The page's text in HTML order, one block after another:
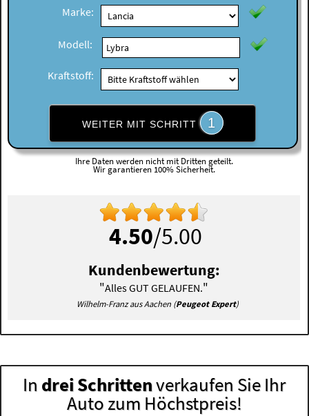
Marke:
Modell:
Kraftstoff:
WEITER MIT SCHRITT 1
Ihre Daten werden nicht mit Dritten geteilt.
Wir garantieren 100% Sicherheit.
4.50/5.00
Kundenbewertung:
"Alles GUT GELAUFEN."
Wilhelm-Franz aus Aachen (Peugeot Expert)
In drei Schrittenverkaufen Sie Ihr
Auto zum Höchstpreis!